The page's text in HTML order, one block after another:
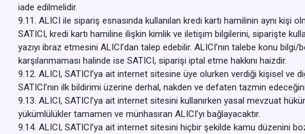
iade edilmelidir.
9.11. ALICI ile sipariş esnasında kullanılan kredi kartı hamilinin aynı kişi
SATICI, kredi kartı hamiline ilişkin kimlik ve iletişim bilgilerini, siparişte
yazıyı ibraz etmesini ALICI’dan talep edebilir. ALICI’nın talebe konu
karşılanmaması halinde ise SATICI, siparişi iptal etme hakkını haizdir.
9.12. ALICI, SATICI’ya ait internet sitesine üye olurken verdiği kişisel ve
SATICI’nın ilk bildirimi üzerine derhal, nakden ve defaten tazmin
9.13. ALICI, SATICI’ya ait internet sitesini kullanırken yasal mevzuat
yükümlülükler tamamen ve münhasıran ALICI’yı bağlayacaktır.
9.14. ALICI, SATICI’ya ait internet sitesini hiçbir şekilde kamu düzenini